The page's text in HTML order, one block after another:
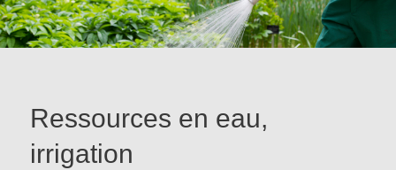
Ressources en eau,
irrigation